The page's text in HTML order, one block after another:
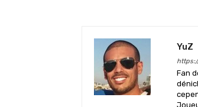
YuZ
Fan